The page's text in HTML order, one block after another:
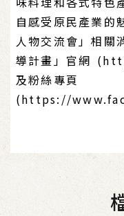
自感受原民產業的
人物交流會」相關
導計畫」官網
及粉絲專頁
(https://